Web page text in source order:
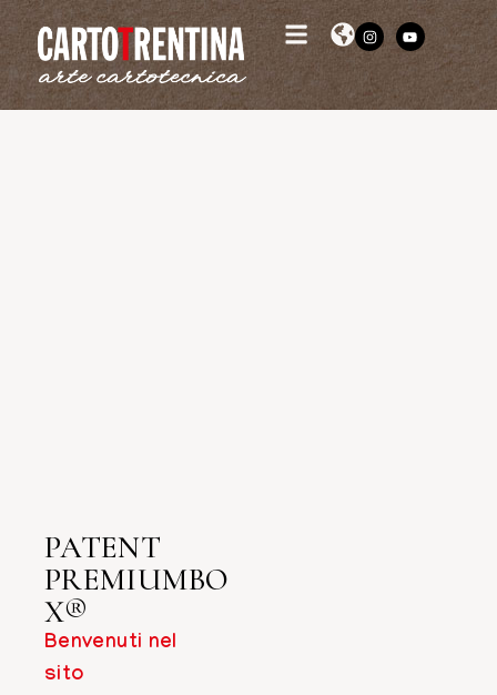
PATENT
PREMIUMBO
X®
Benvenuti nel
sito